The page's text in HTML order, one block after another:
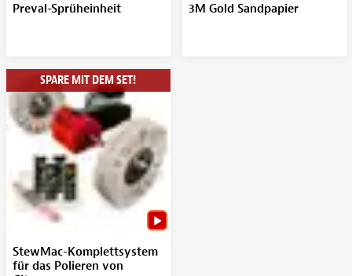
Preval-Sprüheinheit 3M Gold Sandpapier
SPARE MIT DEM SET!
StewMac-Komplettsystem
für das Polieren von